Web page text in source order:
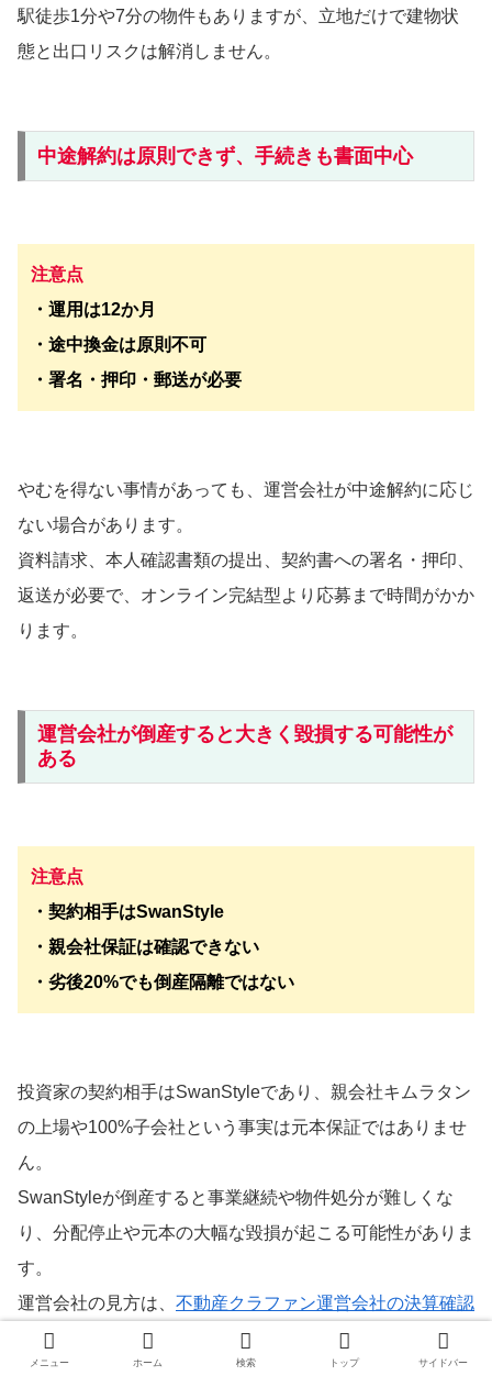
駅徒歩1分や7分の物件もありますが、立地だけで建物状
態と出口リスクは解消しません。
中途解約は原則できず、手続きも書面中心
注意点
・運用は12か月
・途中換金は原則不可
・署名・押印・郵送が必要
やむを得ない事情があっても、運営会社が中途解約に応じ
ない場合があります。
資料請求、本人確認書類の提出、契約書への署名・押印、
返送が必要で、オンライン完結型より応募まで時間がかか
ります。
運営会社が倒産すると大きく毀損する可能性が
ある
注意点
・契約相手はSwanStyle
・親会社保証は確認できない
・劣後20%でも倒産隔離ではない
投資家の契約相手はSwanStyleであり、親会社キムラタン
の上場や100%子会社という事実は元本保証ではありませ
ん。
SwanStyleが倒産すると事業継続や物件処分が難しくな
り、分配停止や元本の大幅な毀損が起こる可能性がありま
す。
運営会社の見方は、 不動産クラファン運営会社の決算確認
方法でも整理しています。
メニュー ホーム 検索 トップ サイドバー